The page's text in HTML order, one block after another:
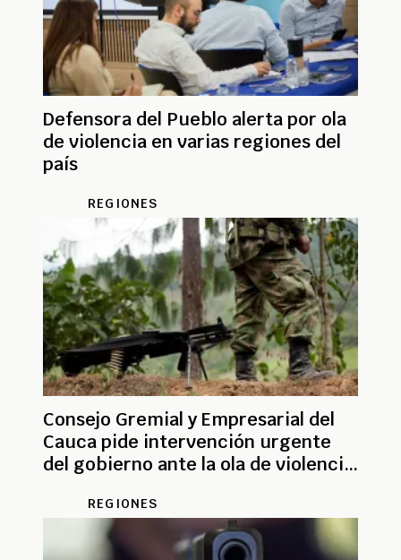
Defensora del Pueblo alerta por ola
de violencia en varias regiones del
país
REGIONES
Consejo Gremial y Empresarial del
Cauca pide intervención urgente
del gobierno ante la ola de violencia
REGIONES